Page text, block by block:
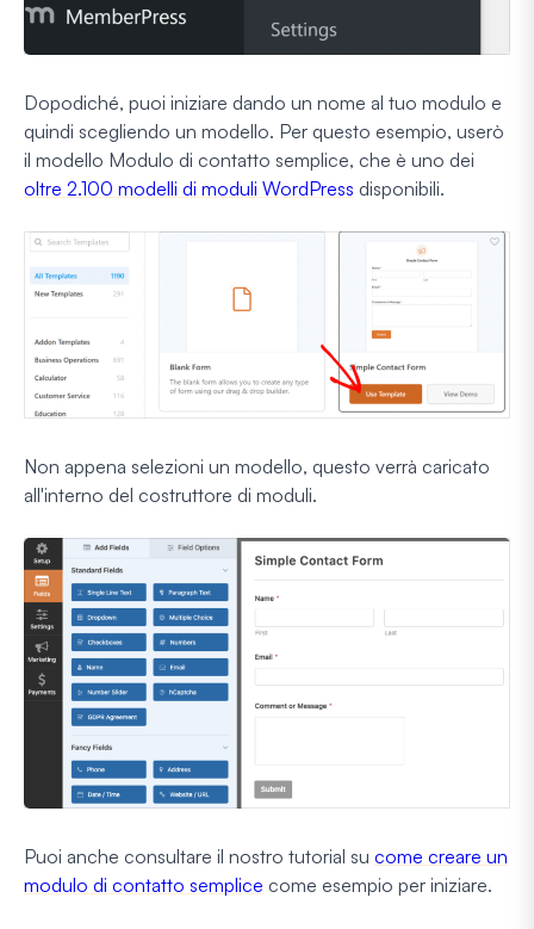
Dopodiché, puoi iniziare dando un nome al tuo modulo e
quindi scegliendo un modello. Per questo esempio, userò
il modello Modulo di contatto semplice, che è uno dei
oltre 2.100 modelli di moduli WordPress disponibili.
Non appena selezioni un modello, questo verrà caricato
all'interno del costruttore di moduli.
Puoi anche consultare il nostro tutorial su come creare un
modulo di contatto semplice come esempio per iniziare.